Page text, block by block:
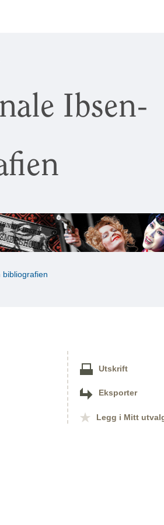
Ibsen-
bibliografien
Utskrift
Eksporter
Legg i Mitt